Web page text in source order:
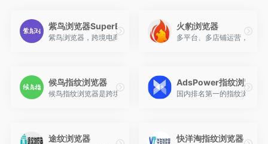
紫鸟浏览器SuperBrowser
紫鸟浏览器，跨境电商一站式解决方案！支持多重数据加密，通过
火豹浏览器
多平台、多店铺运营，为每
候鸟指纹浏览器
候鸟指纹浏览器是跨境电商领域的防关联超级工具软件，完美代替
AdsPower指纹浏览器
国内排名第一的指纹浏览器
途纹浏览器 快洋淘指纹浏览器